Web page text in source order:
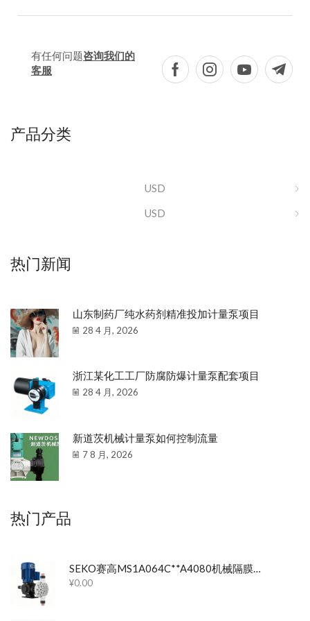
有任何问题咨询我们的
客服
产品分类
USD
USD
热门新闻
山东制药厂纯水药剂精准投加计量泵项目
28 4 月, 2026
浙江某化工工厂防腐防爆计量泵配套项目
28 4 月, 2026
新道茨机械计量泵如何控制流量
7 8 月, 2026
热门产品
SEKO赛高MS1A064C**A4080机械隔膜计量泵
¥0.00